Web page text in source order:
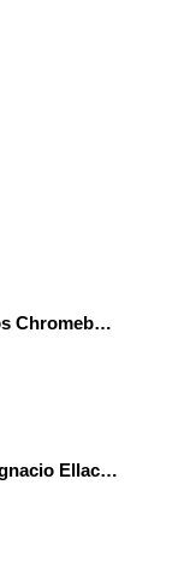
Dale una oportunidad a los Chromebooks y utiliza un proyector para realizar talleres si no tienes pantallas táctiles
Presentación IES CIFPD Ignacio Ellacuría